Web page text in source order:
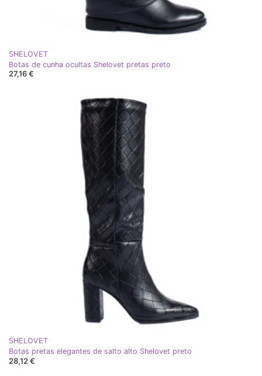
SHELOVET
Botas de cunha ocultas Shelovet pretas preto
27,16 €
SHELOVET
Botas pretas elegantes de salto alto Shelovet preto
28,12 €